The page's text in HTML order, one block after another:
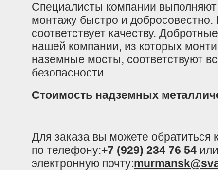
Специалисты компании
монтажу быстро и
соответствует качеству.
нашей компании, из которых
наземные мосты, соответствуют
безопасности.
Стоимость надземных
Для заказа вы можете
по телефону:+7 (929) 234 76 54
электронную почту: